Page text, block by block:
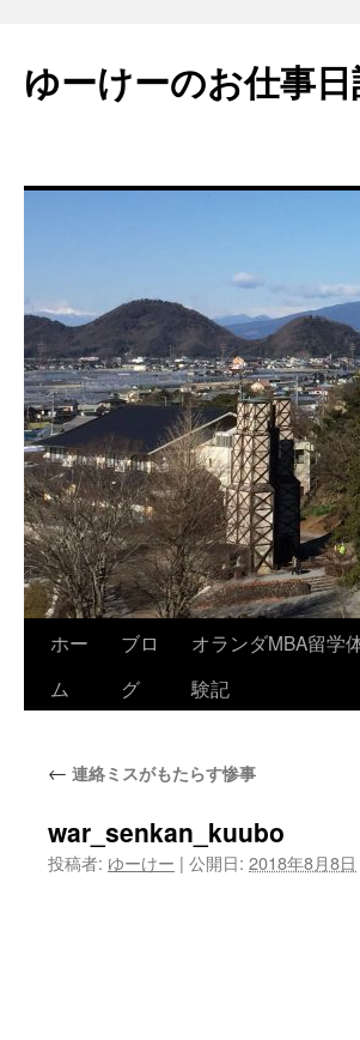
ゆーけーのお仕事
ン
ツ
へ
ホー
ム
ブロ
グ
オランダMBA留学
験記
← 連絡ミスがもたらす惨事
war_senkan_kuubo
投稿者: ゆーけー | 公開日: 2018年8月8日